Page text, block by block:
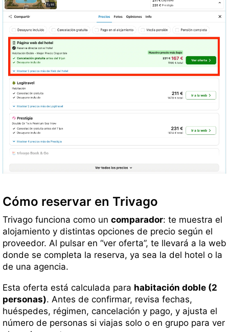
Cómo reservar en Trivago
Trivago funciona como un comparador: te muestra el
alojamiento y distintas opciones de precio según el
proveedor. Al pulsar en “ver oferta”, te llevará a la web
donde se completa la reserva, ya sea la del hotel o la
de una agencia.
Esta oferta está calculada para habitación doble (2
personas). Antes de confirmar, revisa fechas,
huéspedes, régimen, cancelación y pago, y ajusta el
número de personas si viajas solo o en grupo para ver